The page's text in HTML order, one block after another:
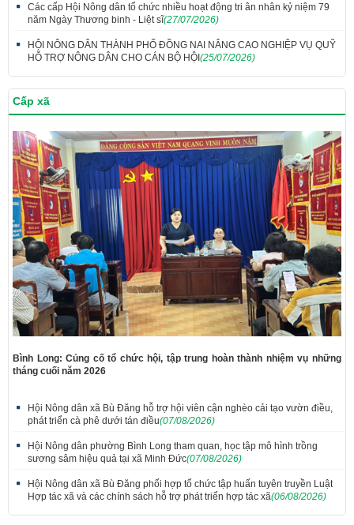
Các cấp Hội Nông dân tổ chức nhiều hoạt động tri ân nhân kỷ niệm 79
năm Ngày Thương binh - Liệt sĩ(27/07/2026)
HỘI NÔNG DÂN THÀNH PHỐ ĐỒNG NAI NÂNG CAO NGHIỆP VỤ QUỸ
HỖ TRỢ NÔNG DÂN CHO CÁN BỘ HỘI(25/07/2026)
Cấp xã
Bình Long: Củng cố tổ chức hội, tập trung hoàn thành nhiệm vụ những
tháng cuối năm 2026
Hội Nông dân xã Bù Đăng hỗ trợ hội viên cận nghèo cải tạo vườn điều,
phát triển cà phê dưới tán điều(07/08/2026)
Hội Nông dân phường Bình Long tham quan, học tập mô hình trồng
sương sâm hiệu quả tại xã Minh Đức(07/08/2026)
Hội Nông dân xã Bù Đăng phối hợp tổ chức tập huấn tuyên truyền Luật
Hợp tác xã và các chính sách hỗ trợ phát triển hợp tác xã(06/08/2026)